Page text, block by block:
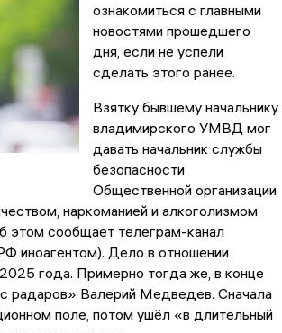
ознакомиться с главными
новостями прошедшего
дня, если не успели
сделать этого ранее.
Взятку бывшему начальнику
владимирского УМВД мог
давать начальник службы
безопасности
Общественной организации
наркоманией и алкоголизмом
этом сообщает телеграм-канал
иноагентом). Дело в отношении
года. Примерно тогда же, в конце
радаров» Валерий Медведев. Сначала
поле, потом ушёл «в длительный